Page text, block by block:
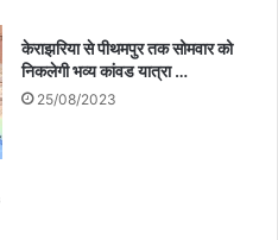
केराझरिया से पीथमपुर तक सोमवार को
निकलेगी भव्य कांवड यात्रा …
25/08/2023